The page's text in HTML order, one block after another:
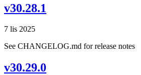
v30.28.1
7 lis 2025
See CHANGELOG.md for release notes
v30.29.0